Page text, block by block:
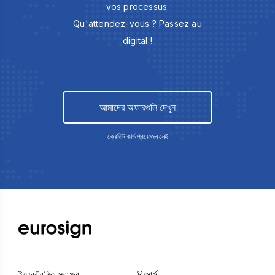
vos processus.
Qu'attendez-vous ? Passez au
digital !
আমাদের অফারগুলি দেখুন
ক্রেডিট কার্ড প্রয়োজন নেই